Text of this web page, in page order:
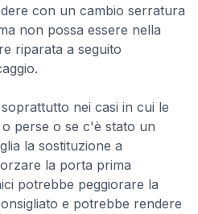
con un cambio serratura
non possa essere nella
riparata a seguito
nei casi in cui le
perse o se c'è stato un
la sostituzione a
la porta prima
potrebbe peggiorare la
e potrebbe rendere